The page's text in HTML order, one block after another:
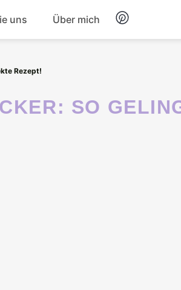
uns Über mich
Rezept!